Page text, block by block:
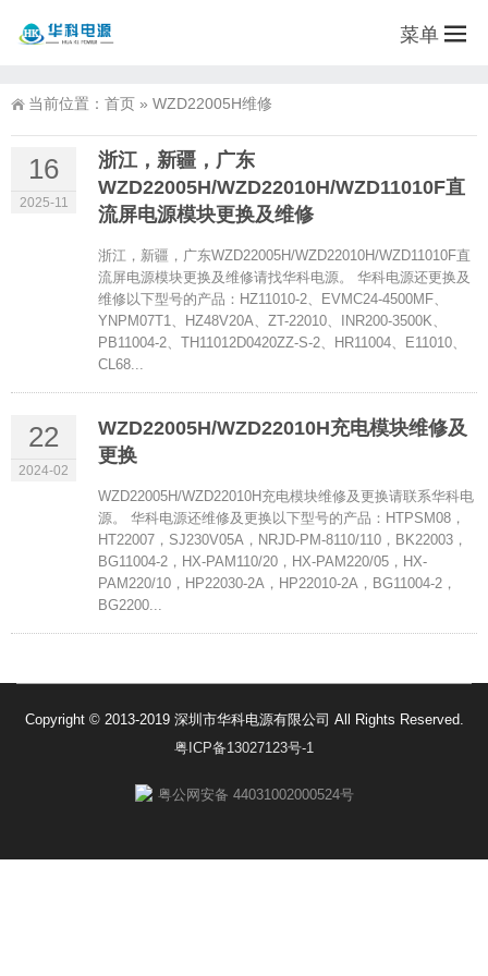
菜单
当前位置： 首页 » WZD22005H维修
16
2025-11
浙江，新疆，广东
WZD22005H/WZD22010H/WZD11010F直
流屏电源模块更换及维修
浙江，新疆，广东WZD22005H/WZD22010H/WZD11010F直
流屏电源模块更换及维修请找华科电源。 华科电源还更换及
维修以下型号的产品：HZ11010-2、EVMC24-4500MF、
YNPM07T1、HZ48V20A、ZT-22010、INR200-3500K、
PB11004-2、TH11012D0420ZZ-S-2、HR11004、E11010、
CL68...
22
2024-02
WZD22005H/WZD22010H充电模块维修及
更换
WZD22005H/WZD22010H充电模块维修及更换请联系华科电
源。 华科电源还维修及更换以下型号的产品：HTPSM08，
HT22007，SJ230V05A，NRJD-PM-8110/110，BK22003，
BG11004-2，HX-PAM110/20，HX-PAM220/05，HX-
PAM220/10，HP22030-2A，HP22010-2A，BG11004-2，
BG2200...
Copyright © 2013-2019 深圳市华科电源有限公司 All Rights Reserved.
粤ICP备13027123号-1
粤公网安备 44031002000524号